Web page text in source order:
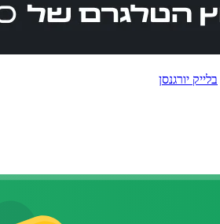
בלייק יורגנסן